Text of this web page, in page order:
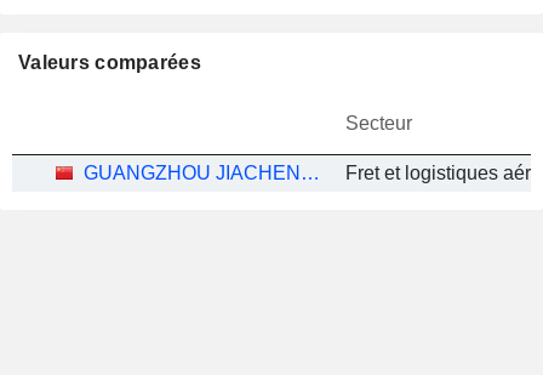
Valeurs comparées
Secteur
GUANGZHOU JIACHENG INTERNATIONAL LOGISTICS CO.,LTD. Fret et logistiques